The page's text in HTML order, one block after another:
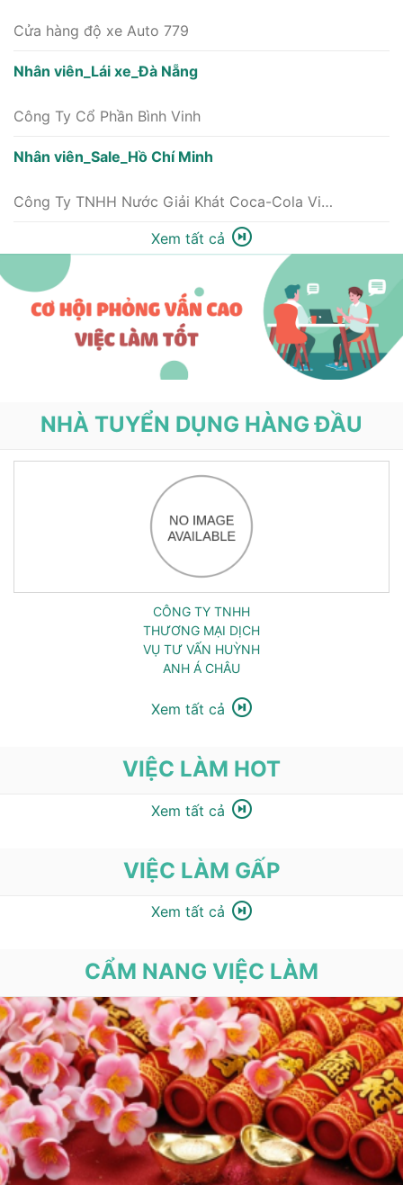
Cửa hàng độ xe Auto 779
Nhân viên_Lái xe_Đà Nẵng
Công Ty Cổ Phần Bình Vinh
Nhân viên_Sale_Hồ Chí Minh
Công Ty TNHH Nước Giải Khát Coca-Cola Việt Nam
Xem tất cả
NHÀ TUYỂN DỤNG HÀNG ĐẦU
CÔNG TY TNHH
THƯƠNG MẠI DỊCH
VỤ TƯ VẤN HUỲNH
ANH Á CHÂU
Xem tất cả
VIỆC LÀM HOT
Xem tất cả
VIỆC LÀM GẤP
Xem tất cả
CẨM NANG VIỆC LÀM